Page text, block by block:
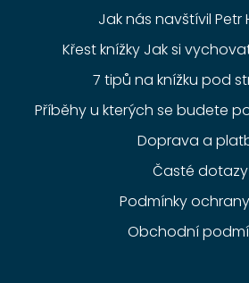
Jak nás navštívil Petr
Křest knížky Jak si
7 tipů na knížku pod
Příběhy u kterých se budete
Doprava a
Časté dotazy
Podmínky
Obchodní